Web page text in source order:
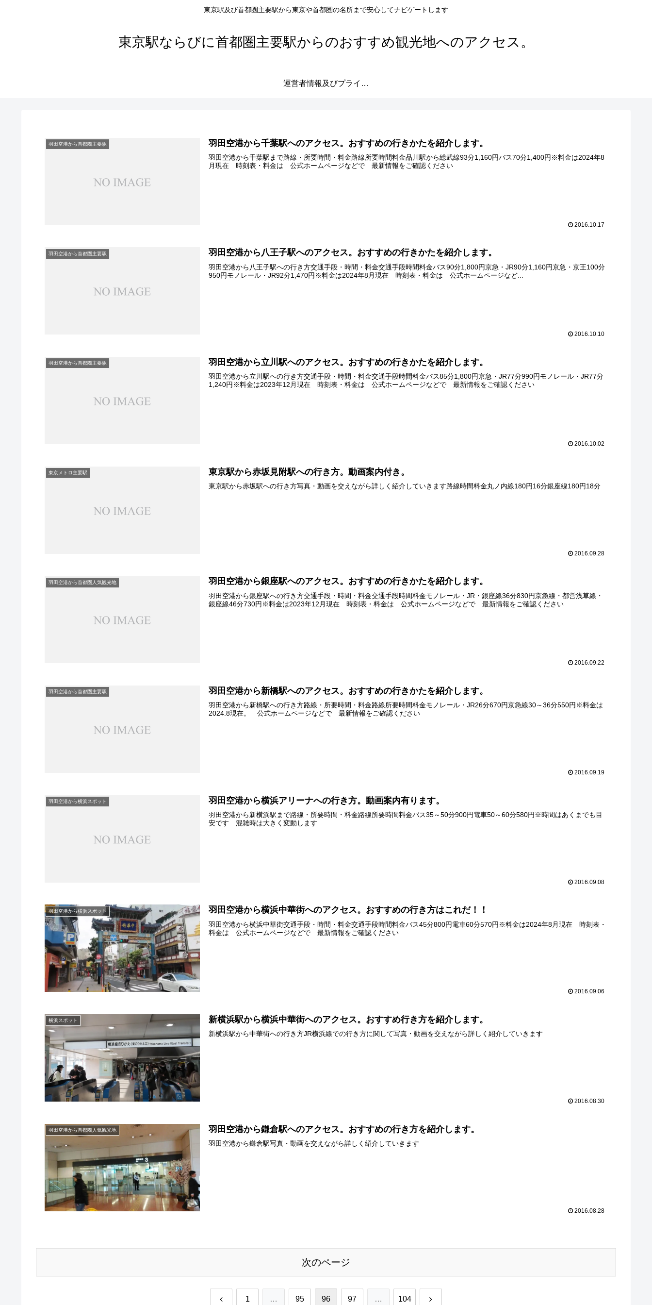
東京駅及び首都圏主要駅から東京や首都圏の名所まで安心してナビゲートします
東京駅ならびに首都圏主要駅からのおすすめ観光地へのアクセス。
運営者情報及びプライバシーポリシー
羽田空港から首都圏主要駅 羽田空港から千葉駅へのアクセス。おすすめの行きかたを紹介します。
羽田空港から千葉駅まで路線・所要時間・料金路線所要時間料金品川駅から総武線93分1,160円バス70分1,400円※料金は2024年8
月現在 時刻表・料金は 公式ホームページなどで 最新情報をご確認ください
2016.10.17
羽田空港から首都圏主要駅 羽田空港から八王子駅へのアクセス。おすすめの行きかたを紹介します。
羽田空港から八王子駅への行き方交通手段・時間・料金交通手段時間料金バス90分1,800円京急・JR90分1,160円京急・京王100分
950円モノレール・JR92分1,470円※料金は2024年8月現在 時刻表・料金は 公式ホームページなど...
2016.10.10
羽田空港から首都圏主要駅 羽田空港から立川駅へのアクセス。おすすめの行きかたを紹介します。
羽田空港から立川駅への行き方交通手段・時間・料金交通手段時間料金バス85分1,800円京急・JR77分990円モノレール・JR77分
1,240円※料金は2023年12月現在 時刻表・料金は 公式ホームページなどで 最新情報をご確認ください
2016.10.02
東京メトロ主要駅 東京駅から赤坂見附駅への行き方。動画案内付き。
東京駅から赤坂駅への行き方写真・動画を交えながら詳しく紹介していきます路線時間料金丸ノ内線180円16分銀座線180円18分
2016.09.28
羽田空港から首都圏人気観光地 羽田空港から銀座駅へのアクセス。おすすめの行きかたを紹介します。
羽田空港から銀座駅への行き方交通手段・時間・料金交通手段時間料金モノレール・JR・銀座線36分830円京急線・都営浅草線・
銀座線46分730円※料金は2023年12月現在 時刻表・料金は 公式ホームページなどで 最新情報をご確認ください
2016.09.22
羽田空港から首都圏主要駅 羽田空港から新橋駅へのアクセス。おすすめの行きかたを紹介します。
羽田空港から新橋駅への行き方路線・所要時間・料金路線所要時間料金モノレール・JR26分670円京急線30～36分550円※料金は
2024.8現在。 公式ホームページなどで 最新情報をご確認ください
2016.09.19
羽田空港から横浜スポット 羽田空港から横浜アリーナへの行き方。動画案内有ります。
羽田空港から新横浜駅まで路線・所要時間・料金路線所要時間料金バス35～50分900円電車50～60分580円※時間はあくまでも目
安です 混雑時は大きく変動します
2016.09.08
羽田空港から横浜スポット 羽田空港から横浜中華街へのアクセス。おすすめの行き方はこれだ！！
羽田空港から横浜中華街交通手段・時間・料金交通手段時間料金バス45分800円電車60分570円※料金は2024年8月現在 時刻表・
料金は 公式ホームページなどで 最新情報をご確認ください
2016.09.06
横浜スポット 新横浜駅から横浜中華街へのアクセス。おすすめ行き方を紹介します。
新横浜駅から中華街への行き方JR横浜線での行き方に関して写真・動画を交えながら詳しく紹介していきます
2016.08.30
羽田空港から首都圏人気観光地 羽田空港から鎌倉駅へのアクセス。おすすめの行き方を紹介します。
羽田空港から鎌倉駅写真・動画を交えながら詳しく紹介していきます
2016.08.28
次のページ
前 1 … 95 96 97 … 104 次